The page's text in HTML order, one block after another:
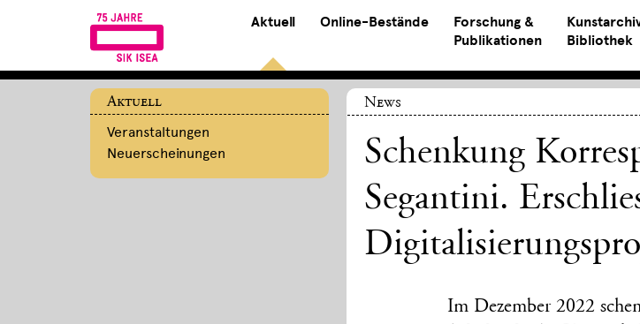
Aktuell Online-Bestände
Forschung &
Publikationen
Bibliothek
Aktuell
Veranstaltungen
Neuerscheinungen
News
Schenkung
Segantini.
Im Dezember 2022